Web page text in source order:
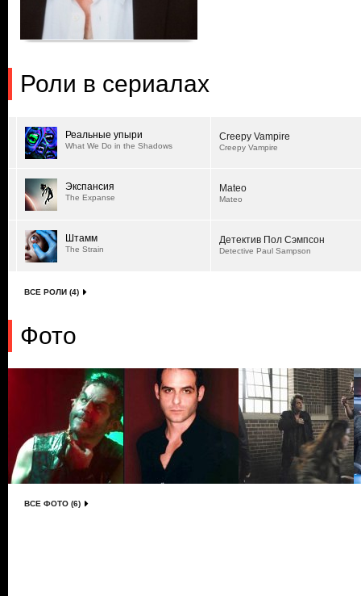
Роли в сериалах
Реальные упыри
What We Do in the Shadows
Creepy Vampire
Creepy Vampire
Экспансия
The Expanse
Mateo
Mateo
Штамм
The Strain
Детектив Пол Сэмпсон
Detective Paul Sampson
ВСЕ РОЛИ (4)
Фото
ВСЕ ФОТО (6)